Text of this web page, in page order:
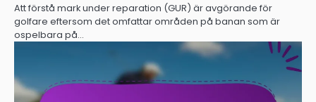
Att förstå mark under reparation (GUR) är avgörande för
golfare eftersom det omfattar områden på banan som är
ospelbara på…